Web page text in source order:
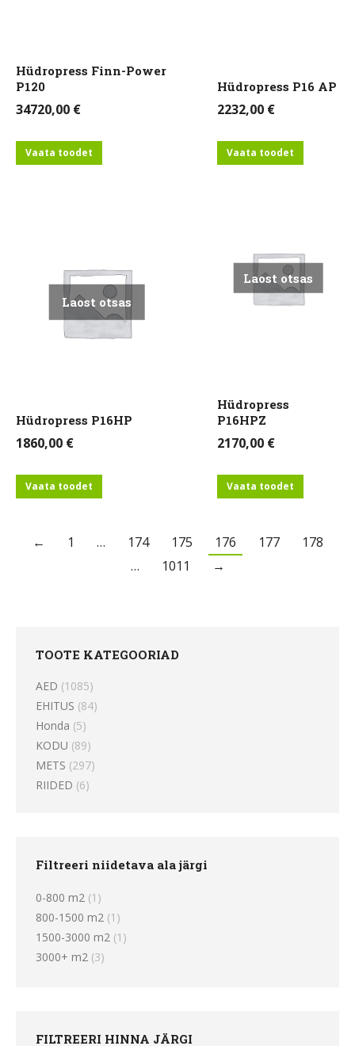
Hüdropress Finn-Power
P120
34720,00 €
Vaata toodet
Hüdropress P16 AP
2232,00 €
Vaata toodet
Laost otsas
Hüdropress P16HP
1860,00 €
Vaata toodet
Laost otsas
Hüdropress
P16HPZ
2170,00 €
Vaata toodet
← 1 … 174 175 176 177
178
…
1011 →
TOOTE KATEGOORIAD
AED (1085)
EHITUS (84)
Honda (5)
KODU (89)
METS (297)
RIIDED (6)
Filtreeri niidetava ala järgi
0-800 m2 (1)
800-1500 m2 (1)
1500-3000 m2 (1)
3000+ m2 (3)
FILTREERI HINNA JÄRGI